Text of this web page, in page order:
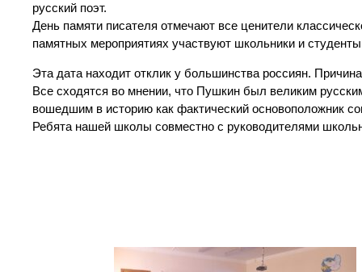
русский поэт.
День памяти писателя отмечают все ценители
памятных мероприятиях участвуют школьники и
Эта дата находит отклик у большинства россиян.
Все сходятся во мнении, что Пушкин был великим
вошедшим в историю как фактический основоположник
Ребята нашей школы совместно с руководителями